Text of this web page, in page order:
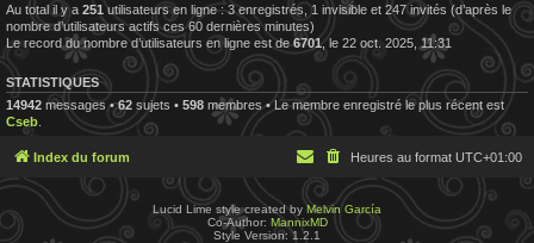
Au total il y a 251utilisateurs en ligne : 3 enregistrés, 1 invisible et 247 invités (d’après le
nombre d’utilisateurs actifs ces 60 dernières minutes)
Le record du nombre d’utilisateurs en ligne est de6701, le 22 oct. 2025, 11:31
STATISTIQUES
14942 messages •62 sujets • 598 membres • Le membre enregistré le plus récent est
Cseb
Index du forum Heures au format UTC+01:00
Lucid Lime style created by Melvin García
Co-Author: MannixMD
Style Version: 1.2.1